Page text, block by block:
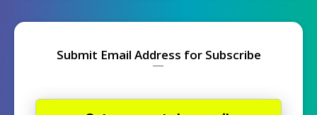
Submit Email Address for Subscribe